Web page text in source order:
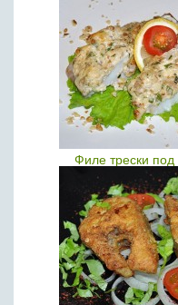
Филе трески под